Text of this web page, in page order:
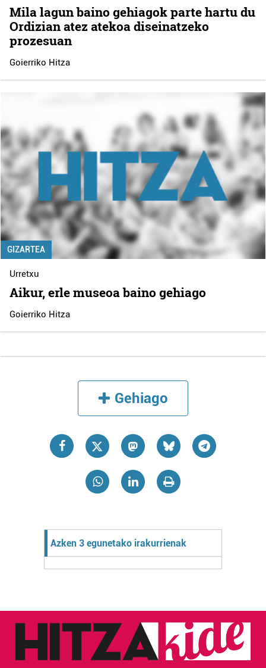
Mila lagun baino gehiagok parte hartu du
Ordizian atez atekoa diseinatzeko
prozesuan
Goierriko Hitza
GIZARTEA
Urretxu
Aikur, erle museoa baino gehiago
Goierriko Hitza
Gehiago
Azken 3 egunetako irakurrienak